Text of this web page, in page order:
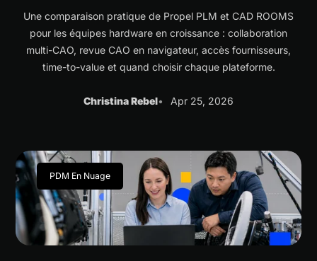
Une comparaison pratique de Propel PLM et CAD ROOMS
pour les équipes hardware en croissance : collaboration
multi-CAO, revue CAO en navigateur, accès fournisseurs,
time-to-value et quand choisir chaque plateforme.
Christina Rebel Apr 25, 2026
PDM En Nuage